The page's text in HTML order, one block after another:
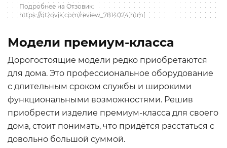
Подробнее на Отзовик:
https://otzovik.com/review_7814024.html
Модели премиум-класса
Дорогостоящие модели редко приобретаются
для дома. Это профессиональное оборудование
с длительным сроком службы и широкими
функциональными возможностями. Решив
приобрести изделие премиум-класса для своего
дома, стоит понимать, что придётся расстаться с
довольно большой суммой.